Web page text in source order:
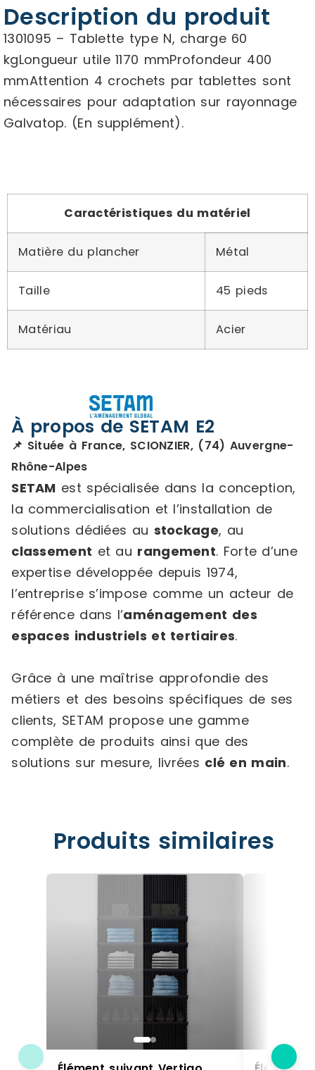
Description du produit
1301095 – Tablette type N, charge 60
kgLongueur utile 1170 mmProfondeur 400
mmAttention 4 crochets par tablettes sont
nécessaires pour adaptation sur rayonnage
Galvatop. (En supplément).
Caractéristiques du matériel
Matière du plancher Métal
Taille 45 pieds
Matériau Acier
À propos de SETAM E2
📌 Située à France, SCIONZIER, (74) Auvergne-
Rhône-Alpes
SETAM est spécialisée dans la conception,
la commercialisation et l’installation de
solutions dédiées au stockage, au
classement et au rangement. Forte d’une
expertise développée depuis 1974,
l’entreprise s’impose comme un acteur de
référence dans l’aménagement des
espaces industriels et tertiaires.
Grâce à une maîtrise approfondie des
métiers et des besoins spécifiques de ses
clients, SETAM propose une gamme
complète de produits ainsi que des
solutions sur mesure, livrées clé en main.
Produits similaires